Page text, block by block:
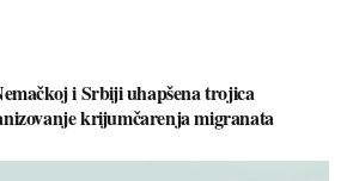
i Srbiji uhapšena trojica
krijumčarenja migranata